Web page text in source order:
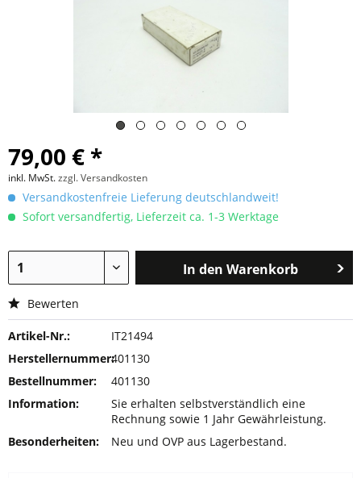
79,00 € *
inkl. MwSt.zzgl. Versandkosten
Versandkostenfreie Lieferung deutschlandweit!
Sofort versandfertig, Lieferzeit ca. 1-3 Werktage
In den Warenkorb
Bewerten
Artikel-Nr.:
IT21494
Herstellernummer:401130
Bestellnummer:
401130
Information:
Sie erhalten selbstverständlich eine
Rechnung sowie 1 Jahr Gewährleistung.
Besonderheiten:
Neu und OVP aus Lagerbestand.